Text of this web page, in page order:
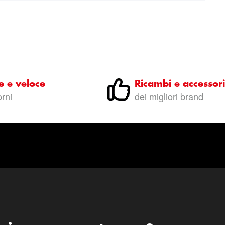
e veloce Ricambi e accessori
dei migliori brand